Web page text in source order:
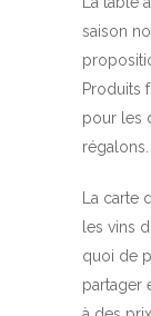
saison
Produits
pour les
régalons.
La
les vins
quoi de
partager